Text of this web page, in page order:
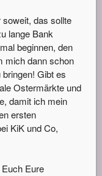
das sollte
lange Bank
beginnen, den
mich dann schon
Gibt es
Ostermärkte und
damit ich mein
ersten
KiK und Co,
Eure